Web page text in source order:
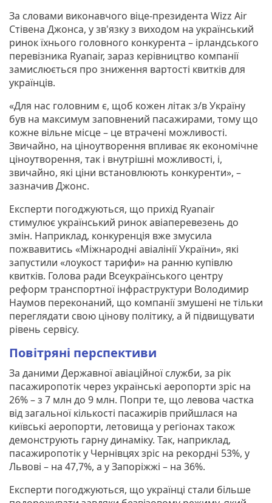
За словами виконавчого віце-президента Wizz Air
Стівена Джонса, у зв'язку з виходом на український
ринок їхнього головного конкурента – ірландського
перевізника Ryanair, зараз керівництво компанії
замислюється про зниження вартості квитків для
українців.
«Для нас головним є, щоб кожен літак з/в Україну
був на максимум заповнений пасажирами, тому що
кожне вільне місце – це втрачені можливості.
Звичайно, на ціноутворення впливає як економічне
ціноутворення, так і внутрішні можливості, і,
звичайно, які ціни встановлюють конкуренти», –
зазначив Джонс.
Експерти погоджуються, що прихід Ryanair
стимулює український ринок авіаперевезень до
змін. Наприклад, конкуренція вже змусила
пожвавитись «Міжнародні авіалінії України», які
запустили «лоукост тарифи» на ранню купівлю
квитків. Голова ради Всеукраїнського центру
реформ транспортної інфраструктури Володимир
Наумов переконаний, що компанії змушені не тільки
переглядати свою цінову політику, а й підвищувати
рівень сервісу.
Повітряні перспективи
За даними Державної авіаційної служби, за рік
пасажиропотік через українські аеропорти зріс на
26% – з 7 млн до 9 млн. Попри те, що левова частка
від загальної кількості пасажирів прийшлася на
київські аеропорти, летовища у регіонах також
демонструють гарну динаміку. Так, наприклад,
пасажиропотік у Чернівцях зріс на рекордні 53%, у
Львові – на 47,7%, а у Запоріжжі – на 36%.
Експерти погоджуються, що українці стали більше